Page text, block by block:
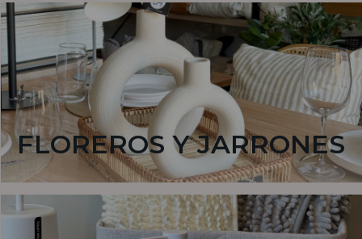
FLOREROS Y JARRONES